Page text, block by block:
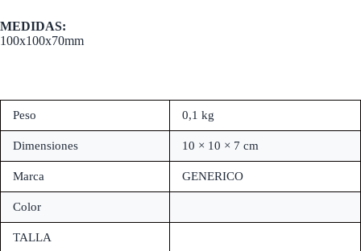
MEDIDAS:
100x100x70mm
Peso 0,1 kg
Dimensiones 10 × 10 × 7 cm
Marca GENERICO
Color
TALLA